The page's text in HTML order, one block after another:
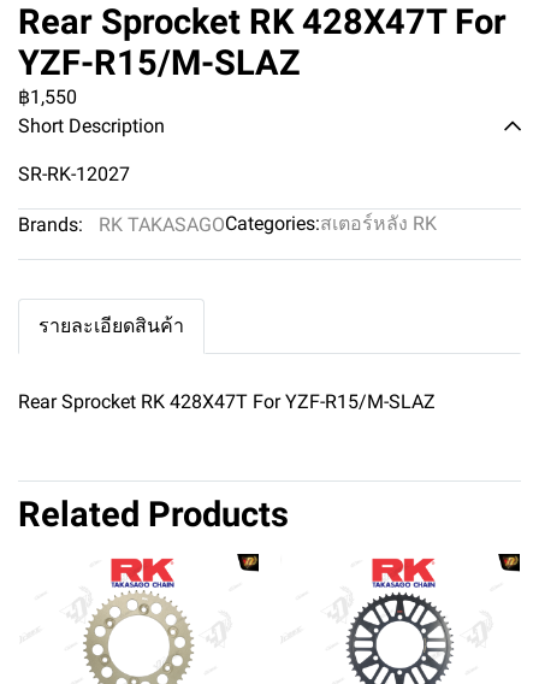
Rear Sprocket RK 428X47T For
YZF-R15/M-SLAZ
฿1,550
Short Description
SR-RK-12027
Brands: RK TAKASAGOCategories:สเตอร์หลัง RK
รายละเอียดสินค้า
Rear Sprocket RK 428X47T For YZF-R15/M-SLAZ
Related Products